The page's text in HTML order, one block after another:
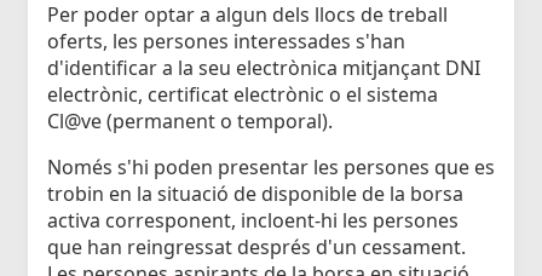
Per poder optar a algun dels llocs de treball
oferts, les persones interessades s'han
d'identificar a la seu electrònica mitjançant DNI
electrònic, certificat electrònic o el sistema
Cl@ve (permanent o temporal).
Només s'hi poden presentar les persones que es
trobin en la situació de disponible de la borsa
activa corresponent, incloent-hi les persones
que han reingressat després d'un cessament.